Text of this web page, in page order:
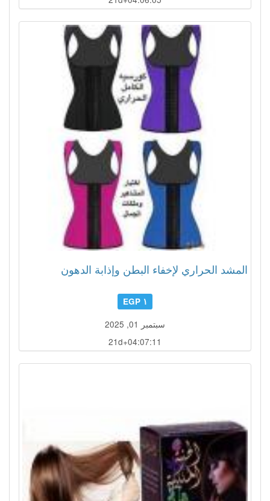
المشد الحراري لإخفاء البطن وإذابة الدهون
١ EGP
سبتمبر 01, 2025
21d+04:07:08